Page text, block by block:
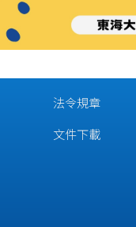
法令規章
文件下載